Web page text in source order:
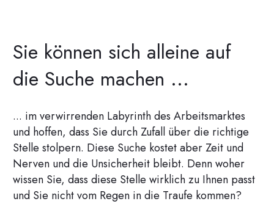
Sie können sich alleine auf
die Suche machen ...
... im verwirrenden Labyrinth des Arbeitsmarktes
und hoffen, dass Sie durch Zufall über die richtige
Stelle stolpern. Diese Suche kostet aber Zeit und
Nerven und die Unsicherheit bleibt. Denn woher
wissen Sie, dass diese Stelle wirklich zu Ihnen passt
und Sie nicht vom Regen in die Traufe kommen?